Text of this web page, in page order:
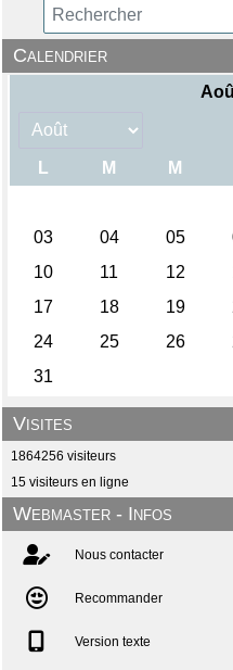
Calendrier
Visites
1864256 visiteurs
15 visiteurs en ligne
Webmaster - Infos
Nous contacter
Recommander
Version texte